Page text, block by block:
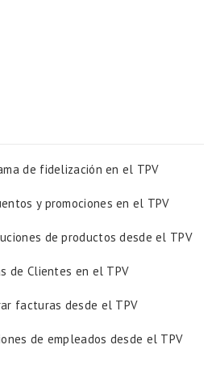
de fidelización en el TPV
y promociones en el TPV
de productos desde el TPV
de Clientes en el TPV
facturas desde el TPV
de empleados desde el TPV